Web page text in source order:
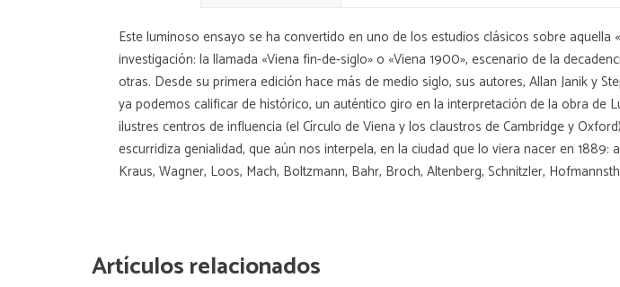
Este luminoso ensayo se ha convertido en uno de los estudios clásicos sobre
investigación: la llamada «Viena fin-de-siglo» o «Viena 1900», escenario de la
otras. Desde su primera edición hace más de medio siglo, sus autores, Allan Janik y
ya podemos calificar de histórico, un auténtico giro en la interpretación de la obra
ilustres centros de influencia (el Círculo de Viena y los claustros de Cambridge y
escurridiza genialidad, que aún nos interpela, en la ciudad que lo viera nacer en
Kraus, Wagner, Loos, Mach, Boltzmann, Bahr, Broch, Altenberg, Schnitzler,
Artículos relacionados